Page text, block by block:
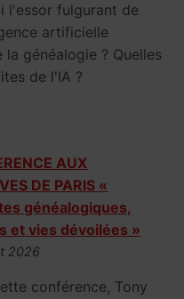
l'essor fulgurant de
artificielle
généalogie ? Quelles
de l'IA ?
AUX
DE PARIS «
généalogiques,
et vies dévoilées »
2026
conférence, Tony